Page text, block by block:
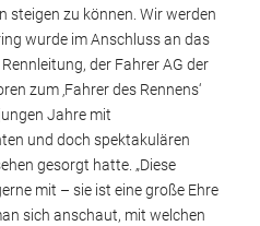
steigen zu können. Wir werden
wurde im Anschluss an das
der Fahrer AG der
zum ‚Fahrer des Rennens‘
Jahre mit
und doch spektakulären
gesorgt hatte. „Diese
mit – sie ist eine große Ehre
sich anschaut, mit welchen